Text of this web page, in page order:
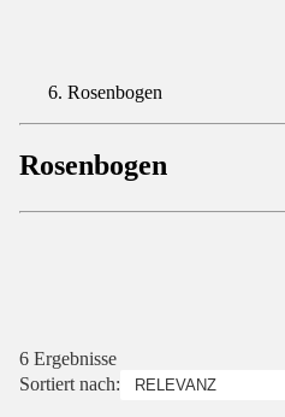
Rosenbogen
Rosenbogen
6 Ergebnisse
Sortiert nach: